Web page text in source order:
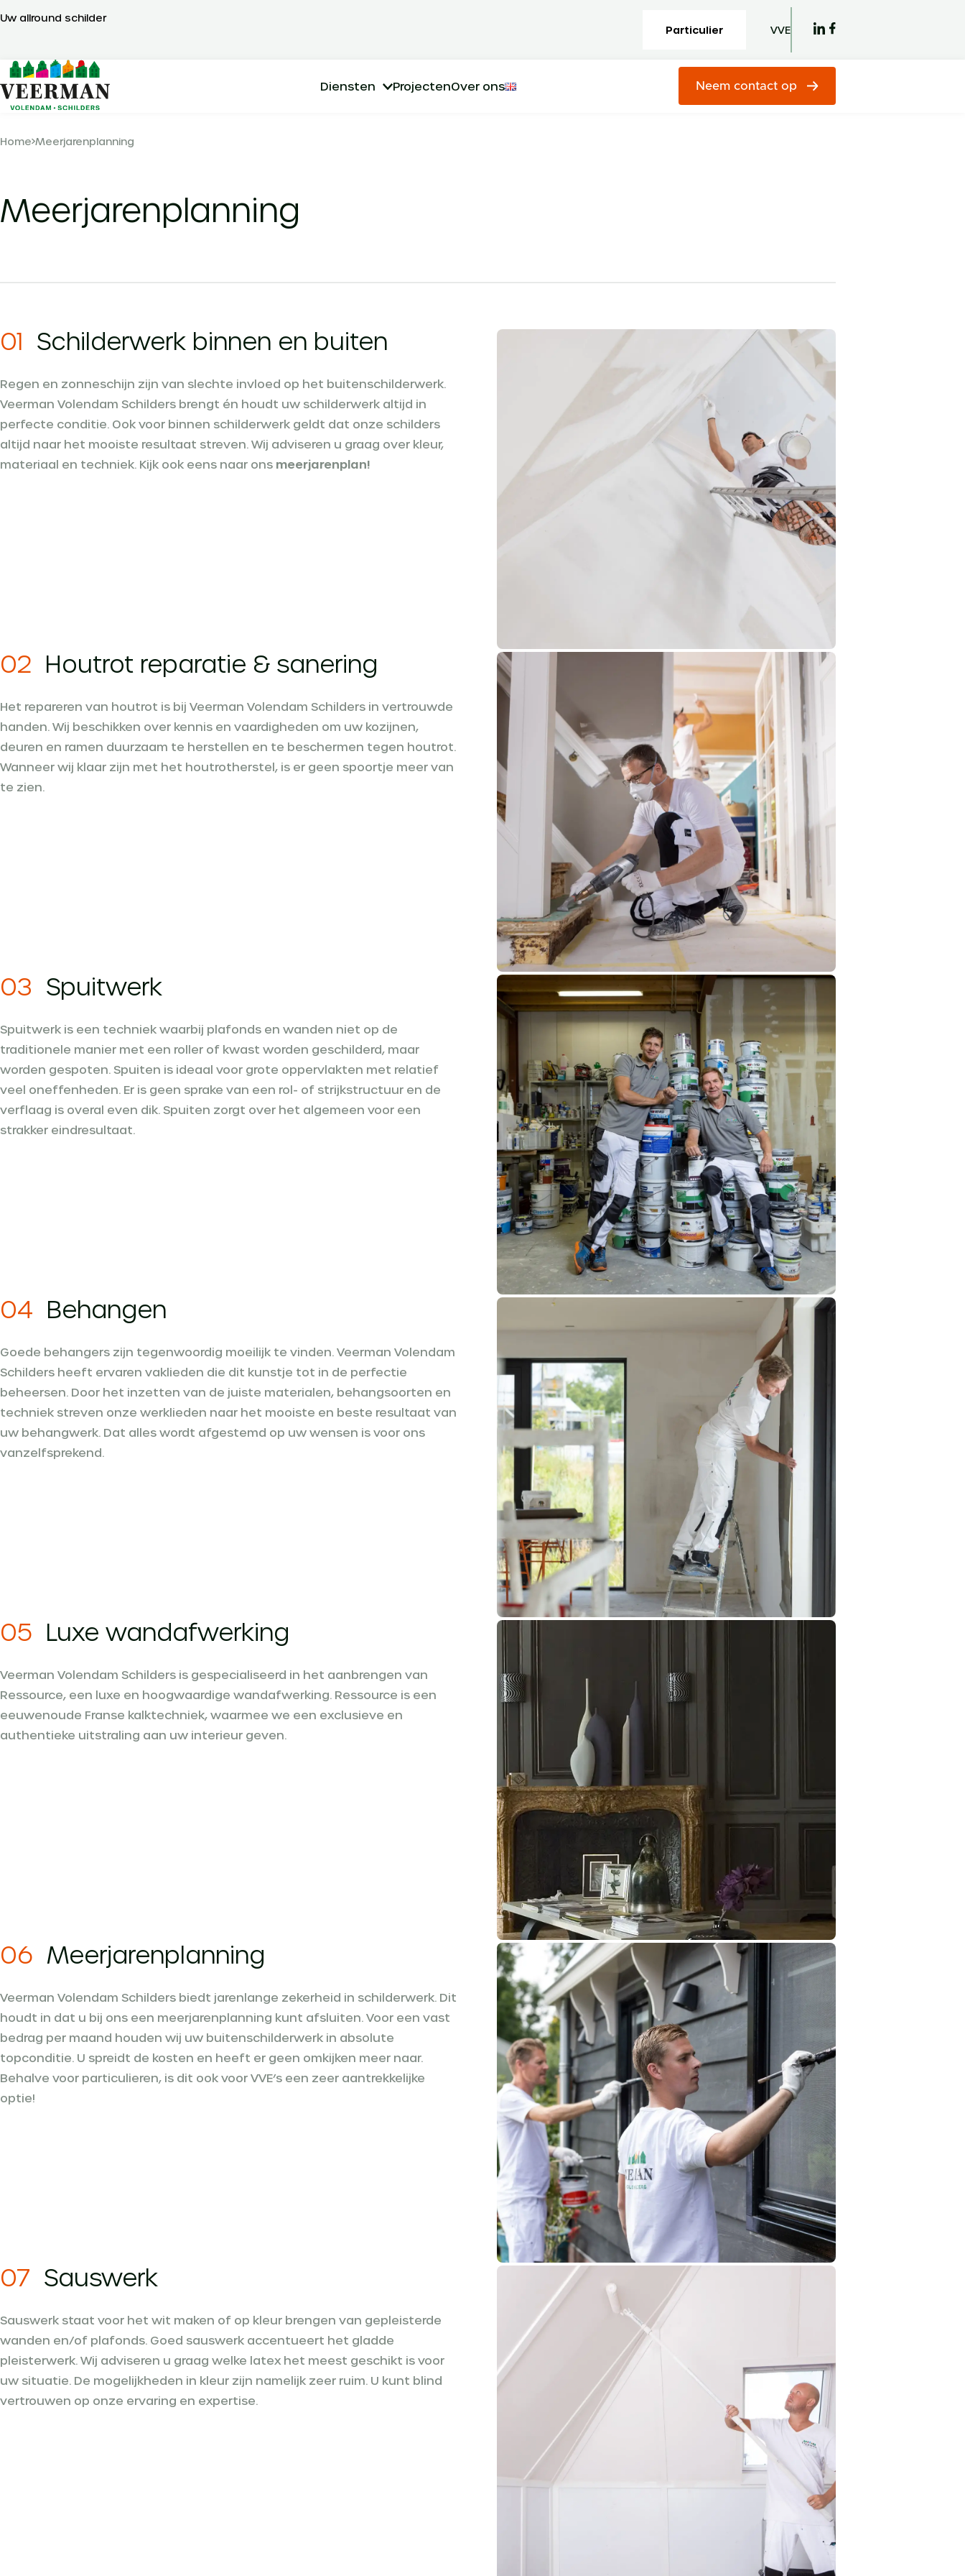
Uw allround schilder
Particulier
VVE
Diensten ProjectenOver ons Neem contact op
Home Meerjarenplanning
Meerjarenplanning
01 Schilderwerk binnen en buiten
Regen en zonneschijn zijn van slechte invloed op het buitenschilderwerk.
Veerman Volendam Schilders brengt én houdt uw schilderwerk altijd in
perfecte conditie. Ook voor binnen schilderwerk geldt dat onze schilders
altijd naar het mooiste resultaat streven. Wij adviseren u graag over kleur,
materiaal en techniek. Kijk ook eens naar ons meerjarenplan!
02 Houtrot reparatie & sanering
Het repareren van houtrot is bij Veerman Volendam Schilders in vertrouwde
handen. Wij beschikken over kennis en vaardigheden om uw kozijnen,
deuren en ramen duurzaam te herstellen en te beschermen tegen houtrot.
Wanneer wij klaar zijn met het houtrotherstel, is er geen spoortje meer van
te zien.
03 Spuitwerk
Spuitwerk is een techniek waarbij plafonds en wanden niet op de
traditionele manier met een roller of kwast worden geschilderd, maar
worden gespoten. Spuiten is ideaal voor grote oppervlakten met relatief
veel oneffenheden. Er is geen sprake van een rol- of strijkstructuur en de
verflaag is overal even dik. Spuiten zorgt over het algemeen voor een
strakker eindresultaat.
04 Behangen
Goede behangers zijn tegenwoordig moeilijk te vinden. Veerman Volendam
Schilders heeft ervaren vaklieden die dit kunstje tot in de perfectie
beheersen. Door het inzetten van de juiste materialen, behangsoorten en
techniek streven onze werklieden naar het mooiste en beste resultaat van
uw behangwerk. Dat alles wordt afgestemd op uw wensen is voor ons
vanzelfsprekend.
05 Luxe wandafwerking
Veerman Volendam Schilders is gespecialiseerd in het aanbrengen van
Ressource, een luxe en hoogwaardige wandafwerking. Ressource is een
eeuwenoude Franse kalktechniek, waarmee we een exclusieve en
authentieke uitstraling aan uw interieur geven.
06 Meerjarenplanning
Veerman Volendam Schilders biedt jarenlange zekerheid in schilderwerk. Dit
houdt in dat u bij ons een meerjarenplanning kunt afsluiten. Voor een vast
bedrag per maand houden wij uw buitenschilderwerk in absolute
topconditie. U spreidt de kosten en heeft er geen omkijken meer naar.
Behalve voor particulieren, is dit ook voor VVE’s een zeer aantrekkelijke
optie!
07 Sauswerk
Sauswerk staat voor het wit maken of op kleur brengen van gepleisterde
wanden en/of plafonds. Goed sauswerk accentueert het gladde
pleisterwerk. Wij adviseren u graag welke latex het meest geschikt is voor
uw situatie. De mogelijkheden in kleur zijn namelijk zeer ruim. U kunt blind
vertrouwen op onze ervaring en expertise.